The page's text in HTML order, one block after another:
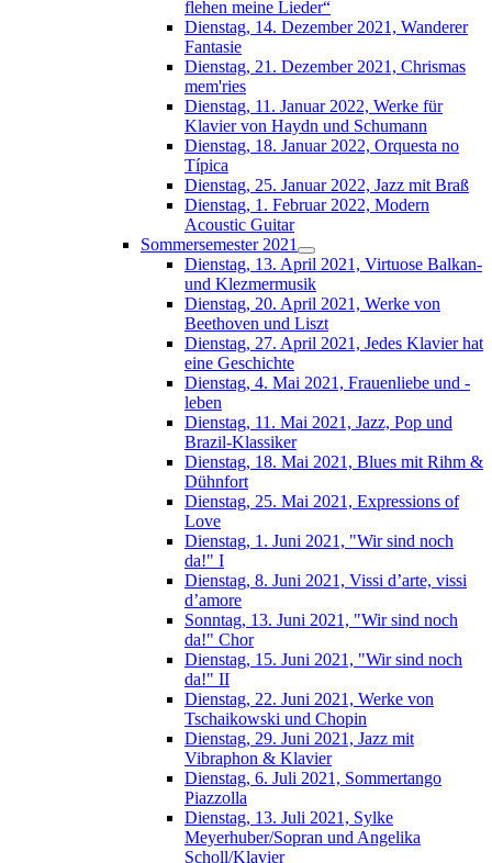
flehen meine Lieder“
Dienstag, 14. Dezember 2021, Wanderer
Fantasie
Dienstag, 21. Dezember 2021, Chrismas
mem'ries
Dienstag, 11. Januar 2022, Werke für
Klavier von Haydn und Schumann
Dienstag, 18. Januar 2022, Orquesta no
Típica
Dienstag, 25. Januar 2022, Jazz mit Braß
Dienstag, 1. Februar 2022, Modern
Acoustic Guitar
Sommersemester 2021
Dienstag, 13. April 2021, Virtuose Balkan-
und Klezmermusik
Dienstag, 20. April 2021, Werke von
Beethoven und Liszt
Dienstag, 27. April 2021, Jedes Klavier hat
eine Geschichte
Dienstag, 4. Mai 2021, Frauenliebe und -
leben
Dienstag, 11. Mai 2021, Jazz, Pop und
Brazil-Klassiker
Dienstag, 18. Mai 2021, Blues mit Rihm &
Dühnfort
Dienstag, 25. Mai 2021, Expressions of
Love
Dienstag, 1. Juni 2021, "Wir sind noch
da!" I
Dienstag, 8. Juni 2021, Vissi d’arte, vissi
d’amore
Sonntag, 13. Juni 2021, "Wir sind noch
da!" Chor
Dienstag, 15. Juni 2021, "Wir sind noch
da!" II
Dienstag, 22. Juni 2021, Werke von
Tschaikowski und Chopin
Dienstag, 29. Juni 2021, Jazz mit
Vibraphon & Klavier
Dienstag, 6. Juli 2021, Sommertango
Piazzolla
Dienstag, 13. Juli 2021, Sylke
Meyerhuber/Sopran und Angelika
Scholl/Klavier